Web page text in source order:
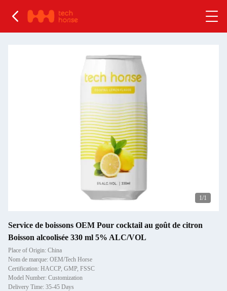
1/1
Service de boissons OEM Pour cocktail au goût de citron
Boisson alcoolisée 330 ml 5% ALC/VOL
Place of Origin: China
Nom de marque: OEM/Tech Horse
Certification: HACCP, GMP, FSSC
Model Number: Customization
Delivery Time: 35-45 Days